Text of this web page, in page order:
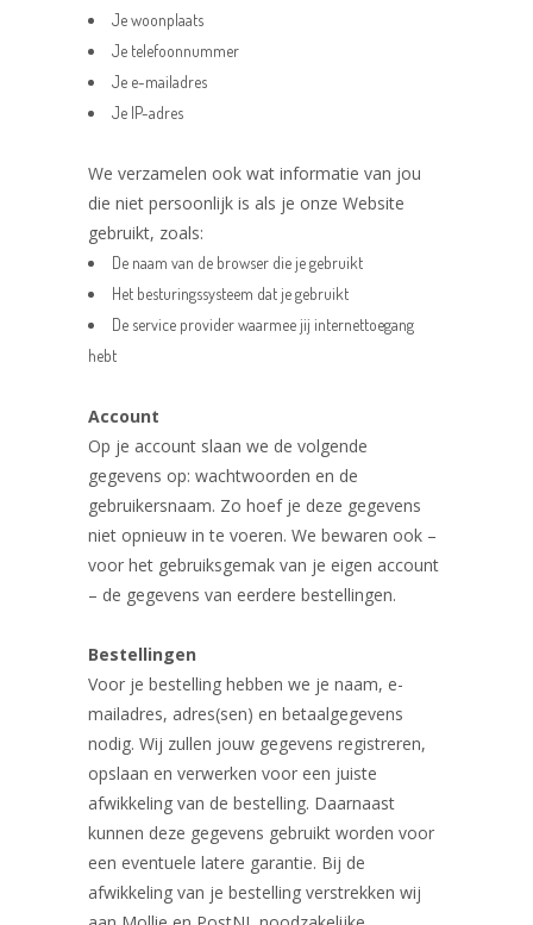
Je woonplaats
Je telefoonnummer
Je e-mailadres
Je IP-adres
We verzamelen ook wat informatie van jou
die niet persoonlijk is als je onze Website
gebruikt, zoals:
De naam van de browser die je gebruikt
Het besturingssysteem dat je gebruikt
De service provider waarmee jij internettoegang
hebt
Account
Op je account slaan we de volgende
gegevens op: wachtwoorden en de
gebruikersnaam. Zo hoef je deze gegevens
niet opnieuw in te voeren. We bewaren ook –
voor het gebruiksgemak van je eigen account
– de gegevens van eerdere bestellingen.
Bestellingen
Voor je bestelling hebben we je naam, e-
mailadres, adres(sen) en betaalgegevens
nodig. Wij zullen jouw gegevens registreren,
opslaan en verwerken voor een juiste
afwikkeling van de bestelling. Daarnaast
kunnen deze gegevens gebruikt worden voor
een eventuele latere garantie. Bij de
afwikkeling van je bestelling verstrekken wij